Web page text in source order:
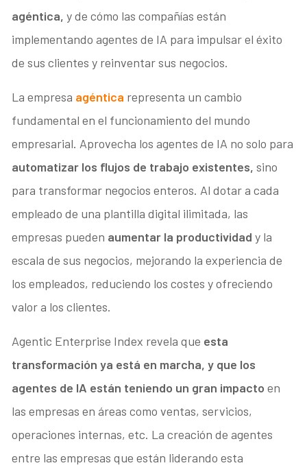
agéntica, y de cómo las compañías están
implementando agentes de IA para impulsar el éxito
de sus clientes y reinventar sus negocios.
La empresa agéntica representa un cambio
fundamental en el funcionamiento del mundo
empresarial. Aprovecha los agentes de IA no solo para
automatizar los flujos de trabajo existentes, sino
para transformar negocios enteros. Al dotar a cada
empleado de una plantilla digital ilimitada, las
empresas pueden aumentar la productividad y la
escala de sus negocios, mejorando la experiencia de
los empleados, reduciendo los costes y ofreciendo
valor a los clientes.
Agentic Enterprise Index revela que esta
transformación ya está en marcha, y que los
agentes de IA están teniendo un gran impacto en
las empresas en áreas como ventas, servicios,
operaciones internas, etc. La creación de agentes
entre las empresas que están liderando esta